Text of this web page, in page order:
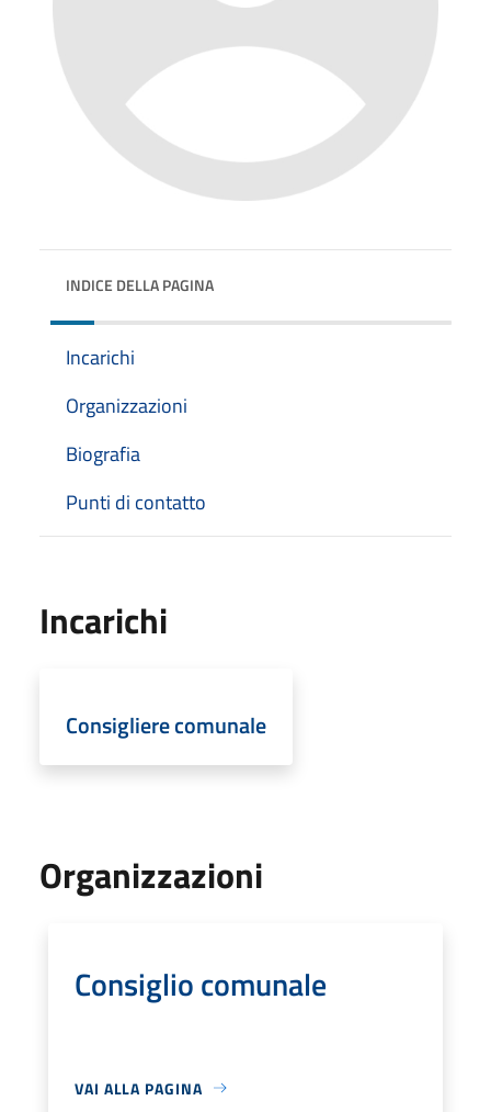
INDICE DELLA PAGINA
Incarichi
Organizzazioni
Biografia
Punti di contatto
Incarichi
Consigliere comunale
Organizzazioni
Consiglio comunale
VAI ALLA PAGINA